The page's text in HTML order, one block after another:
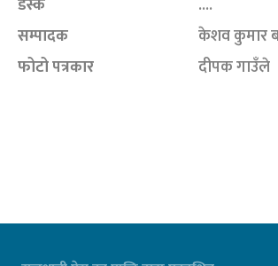
सम्पादक
केशव कुमार
फोटो पत्रकार
दीपक गाउँले